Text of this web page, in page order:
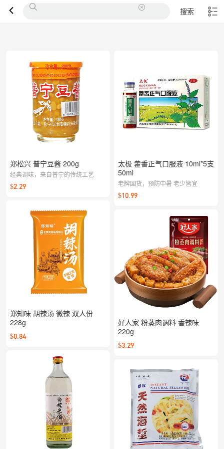
搜索
郑松兴 普宁豆酱 200g
经典调味，来自普宁的传统工艺
$2.29
郑知味 胡辣汤 微辣 双人份
228g
$0.84
太极 藿香正气口服液 10ml*5支
50ml
老牌国货，预防中暑 老少皆宜
$10.99
好人家 粉蒸肉调料 香辣味
220g
$3.29